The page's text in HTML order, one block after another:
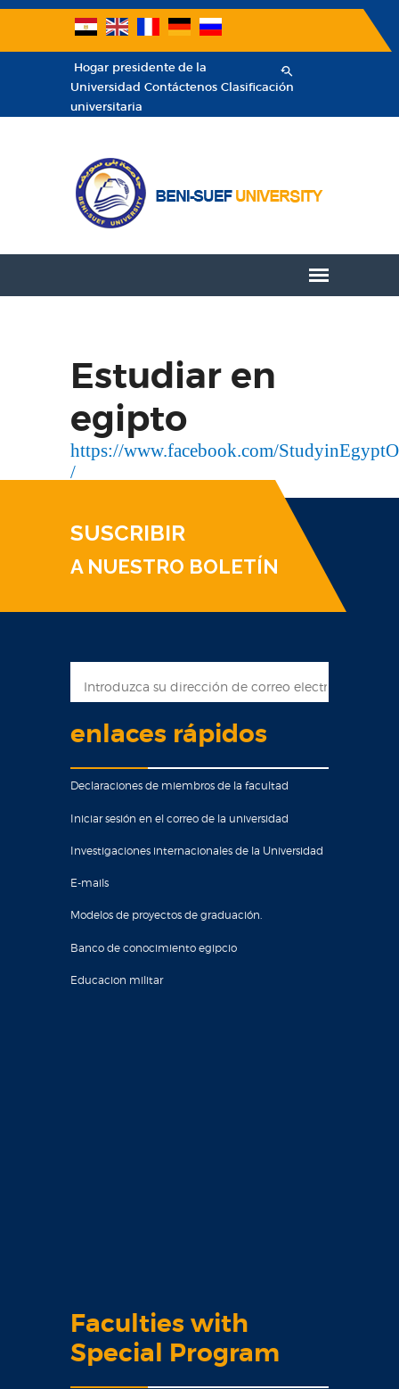
Hogar presidente de la
Universidad Contáctenos Clasificación
universitaria
Estudiar en
egipto
https://www.facebook.com/
/
SUSCRIBIR
A NUESTRO BOLETÍN
enlaces rápidos
Declaraciones de miembros de la facultad
Iniciar sesión en el correo de la universidad
Investigaciones internacionales de la Universidad
E-mails
Modelos de proyectos de graduación.
Banco de conocimiento egipcio
Educacion militar
Faculties with
Special Program